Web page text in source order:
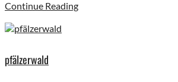
Continue Reading
pfälzerwald